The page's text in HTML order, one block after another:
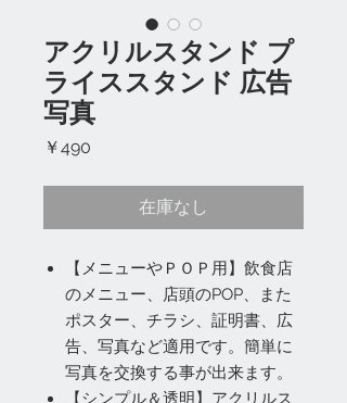
アクリルスタンド プ
ライススタンド 広告
写真
￥490
在庫なし
【メニューやＰＯＰ用】飲食店
のメニュー、店頭のPOP、また
ポスター、チラシ、証明書、広
告、写真など適用です。簡単に
写真を交換する事が出来ます。
【シンプル＆透明】アクリルス